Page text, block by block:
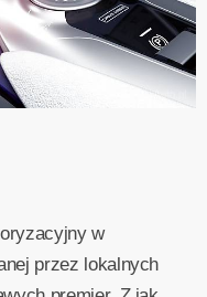
w
przez lokalnych